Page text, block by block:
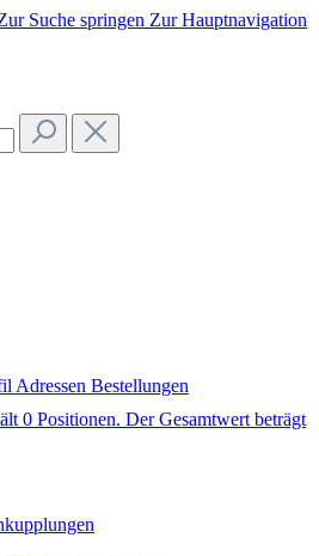
Suche springen Zur Hauptnavigation
Adressen Bestellungen
0 Positionen. Der Gesamtwert beträgt